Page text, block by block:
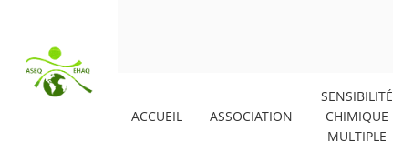
ACCUEIL ASSOCIATION
SENSIBILITÉ
CHIMIQUE
MULTIPLE